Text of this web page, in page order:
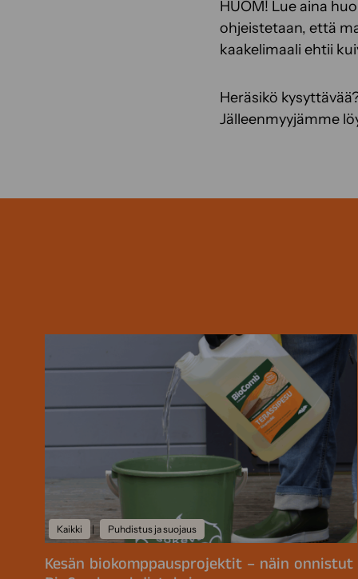
HUOM! Lue aina
ohjeistetaan, että
kaakelimaali ehtii
Heräsikö
Jälleenmyyjämme
Kaikki | Puhdistus ja suojaus
Kesän biokomppausprojektit – näin onnistut